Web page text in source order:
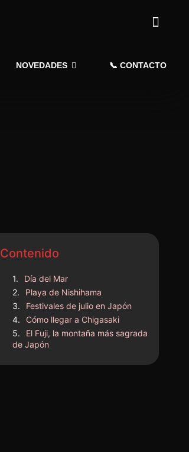
NOVEDADES 📞 CONTACTO
Contenido
Día del Mar
Playa de Nishihama
Festivales de julio en Japón
Cómo llegar a Chigasaki
El Fuji, la montaña más sagrada
de Japón